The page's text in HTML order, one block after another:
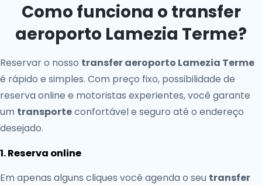
Como funciona o transfer
aeroporto Lamezia Terme?
Reservar o nosso transfer aeroporto Lamezia Terme
é rápido e simples. Com preço fixo, possibilidade de
reserva online e motoristas experientes, você garante
um transporteconfortável e seguro até o endereço
desejado.
1. Reserva online
Em apenas alguns cliques você agenda o seu transfer